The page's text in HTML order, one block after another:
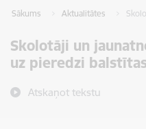
Sākums Aktualitātes
Skolotāji un
uz pieredzi
Atskaņot tekstu